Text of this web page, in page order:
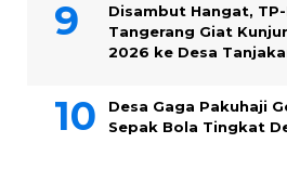
Disambut Hangat,
Tangerang Giat
2026 ke Desa
Desa Gaga Pakuhaji
Sepak Bola Tingkat